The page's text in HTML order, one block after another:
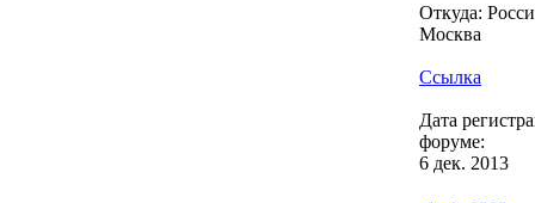
Откуда:
Москва
Ссылка
Дата
форуме:
6 дек. 2013